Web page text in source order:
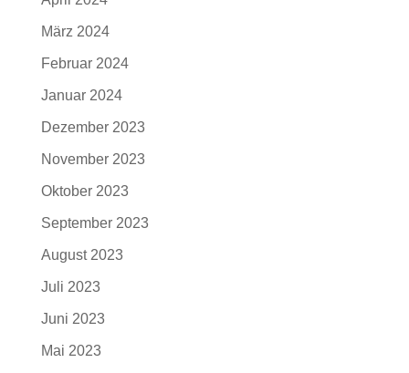
März 2024
Februar 2024
Januar 2024
Dezember 2023
November 2023
Oktober 2023
September 2023
August 2023
Juli 2023
Juni 2023
Mai 2023